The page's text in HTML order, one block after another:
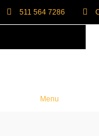
511 564 7286
Menu